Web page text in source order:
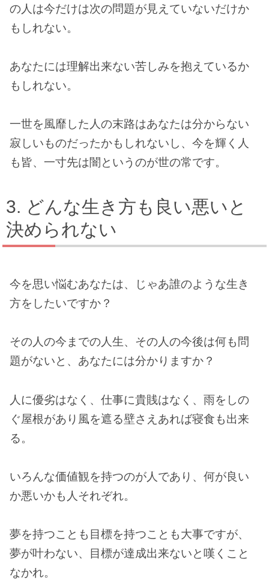
の人は今だけは次の問題が見えていないだけか
もしれない。
あなたには理解出来ない苦しみを抱えているか
もしれない。
一世を風靡した人の末路はあなたは分からない
寂しいものだったかもしれないし、今を輝く人
も皆、一寸先は闇というのが世の常です。
どんな生き方も良い悪いと
決められない
今を思い悩むあなたは、じゃあ誰のような生き
方をしたいですか？
その人の今までの人生、その人の今後は何も問
題がないと、あなたには分かりますか？
人に優劣はなく、仕事に貴賎はなく、雨をしの
ぐ屋根があり風を遮る壁さえあれば寝食も出来
る。
いろんな価値観を持つのが人であり、何が良い
か悪いかも人それぞれ。
夢を持つことも目標を持つことも大事ですが、
夢が叶わない、目標が達成出来ないと嘆くこと
なかれ。